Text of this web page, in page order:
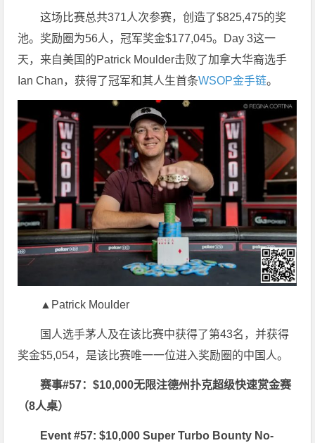
这场比赛总共371人次参赛，创造了$825,475的奖
池。奖励圈为56人，冠军奖金$177,045。Day 3这一
天，来自美国的Patrick Moulder击败了加拿大华裔选手
Ian Chan，获得了冠军和其人生首条WSOP金手链。
▲Patrick Moulder
国人选手茅人及在该比赛中获得了第43名，并获得
奖金$5,054，是该比赛唯一一位进入奖励圈的中国人。
赛事#57：$10,000无限注德州扑克超级快速赏金赛
（8人桌）
Event #57: $10,000 Super Turbo Bounty No-